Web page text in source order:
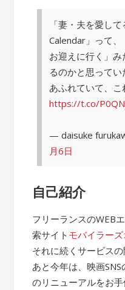
「妻・夫を愛し
Calendar」って
お迎えに行く」
るのかと思って
あふれていて、
https://t.co/
— daisuke
月6日
自己紹介
フリーランスのWEB
索サイト モバイラー
それに続くサービスの
あと今年は、映画SNS
のリニューアルをお